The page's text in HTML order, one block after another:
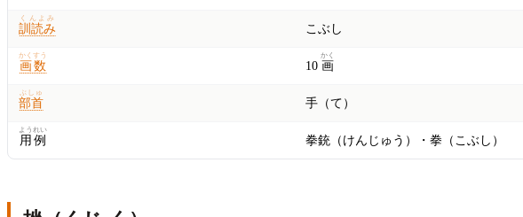
訓読み
くんよみ
こぶし
画数
かくすう
10 画
かく
部首
ぶしゅ
手（て）
用例
ようれい
拳銃（けんじゅう）・拳（こぶし）